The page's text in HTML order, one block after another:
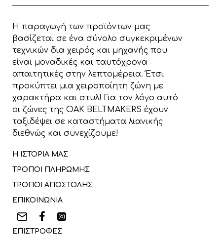
Η παραγωγή των προϊόντων μας
βασίζεται σε ένα σύνολο συγκεκριμένων
τεχνικών δια χειρός και μηχανής που
είναι μοναδικές και ταυτόχρονα
απαιτητικές στην λεπτομέρεια. Έτσι
προκύπτει μια χειροποίητη ζώνη με
χαρακτήρα και στυλ! Για τον λόγο αυτό
οι ζώνες της OAK BELTMAKERS έχουν
ταξιδέψει σε καταστήματα λιανικής
διεθνώς και συνεχίζουμε!
Η ΙΣΤΟΡΙΑ ΜΑΣ
ΤΡΟΠΟΙ ΠΛΗΡΩΜΗΣ
ΤΡΟΠΟΙ ΑΠΟΣΤΟΛΗΣ
ΕΠΙΚΟΙΝΩΝΙΑ
ΕΠΙΣΤΡΟΦΕΣ